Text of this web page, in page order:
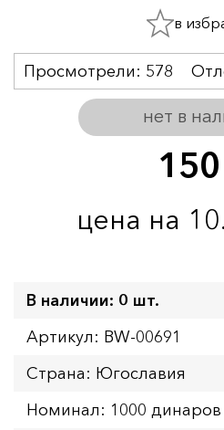
150
цена на
нет в
Просмотрели: 578
в
В наличии: 0 шт.
Артикул: BW-00691
Страна: Югославия
Номинал: 1000 динаров